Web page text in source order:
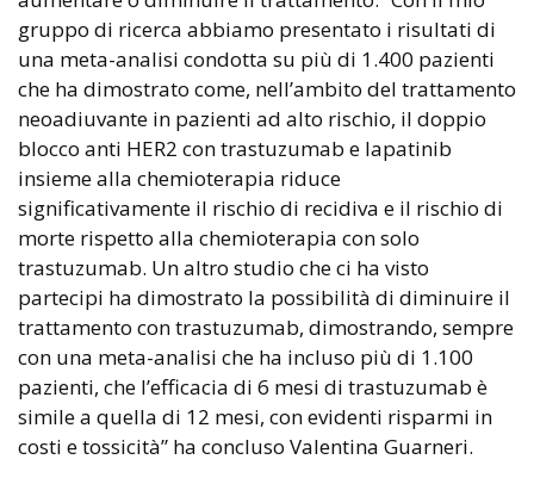
gruppo di ricerca abbiamo presentato i risultati di
una meta-analisi condotta su più di 1.400 pazienti
che ha dimostrato come, nell’ambito del trattamento
neoadiuvante in pazienti ad alto rischio, il doppio
blocco anti HER2 con trastuzumab e lapatinib
insieme alla chemioterapia riduce
significativamente il rischio di recidiva e il rischio di
morte rispetto alla chemioterapia con solo
trastuzumab. Un altro studio che ci ha visto
partecipi ha dimostrato la possibilità di diminuire il
trattamento con trastuzumab, dimostrando, sempre
con una meta-analisi che ha incluso più di 1.100
pazienti, che l’efficacia di 6 mesi di trastuzumab è
simile a quella di 12 mesi, con evidenti risparmi in
costi e tossicità” ha concluso Valentina Guarneri.